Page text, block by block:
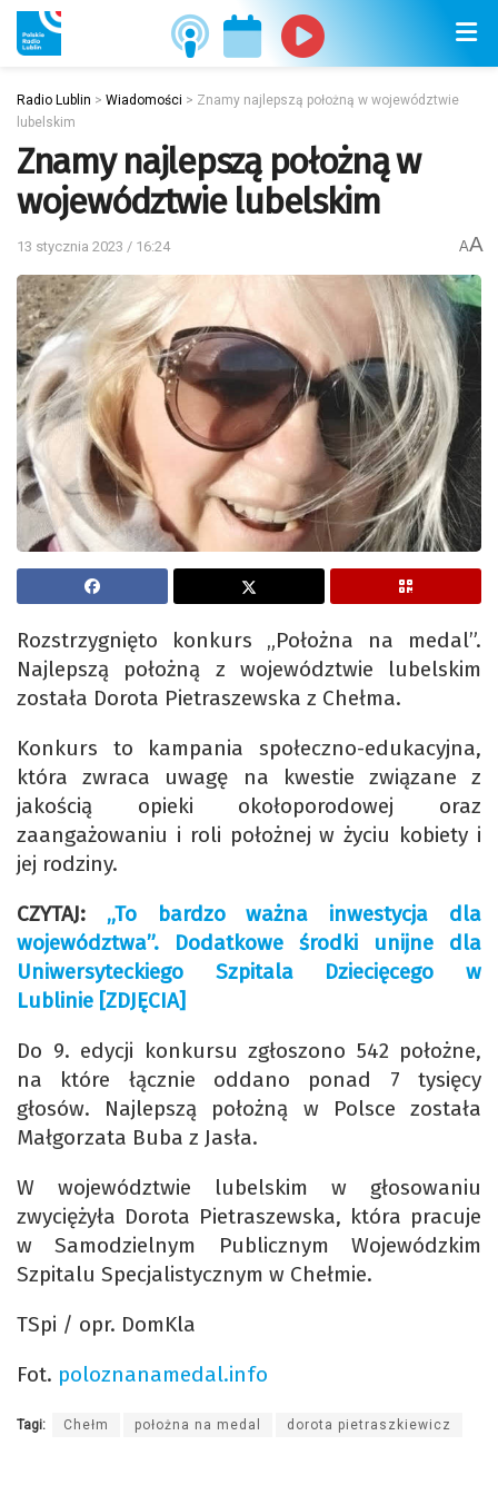
Radio Lublin > Wiadomości > Znamy najlepszą położną w województwie
lubelskim
Znamy najlepszą położną w
województwie lubelskim
13 stycznia 2023 / 16:24 AA
Rozstrzygnięto konkurs „Położna na medal”.
Najlepszą położną z województwie lubelskim
została Dorota Pietraszewska z Chełma.
Konkurs to kampania społeczno-edukacyjna,
która zwraca uwagę na kwestie związane z
jakością opieki okołoporodowej oraz
zaangażowaniu i roli położnej w życiu kobiety i
jej rodziny.
CZYTAJ: „To bardzo ważna inwestycja dla
województwa”. Dodatkowe środki unijne dla
Uniwersyteckiego Szpitala Dziecięcego w
Lublinie [ZDJĘCIA]
Do 9. edycji konkursu zgłoszono 542 położne,
na które łącznie oddano ponad 7 tysięcy
głosów. Najlepszą położną w Polsce została
Małgorzata Buba z Jasła.
W województwie lubelskim w głosowaniu
zwyciężyła Dorota Pietraszewska, która pracuje
w Samodzielnym Publicznym Wojewódzkim
Szpitalu Specjalistycznym w Chełmie.
TSpi / opr. DomKla
Fot. poloznanamedal.info
Tagi: Chełm położna na medal dorota pietraszkiewicz